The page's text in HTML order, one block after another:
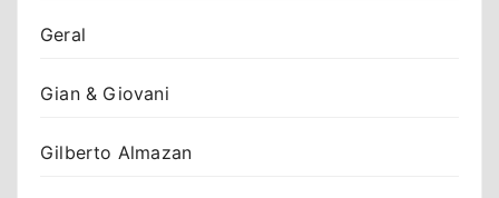
Geral
Gian & Giovani
Gilberto Almazan